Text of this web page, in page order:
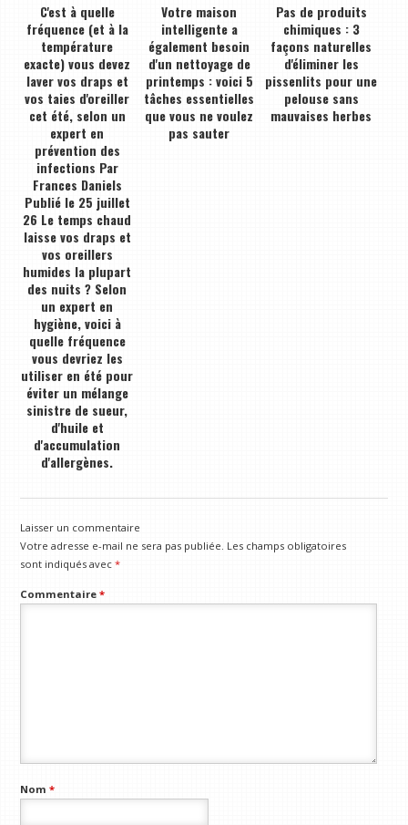
C'est à quelle
fréquence (et à la
température
exacte) vous devez
laver vos draps et
vos taies d'oreiller
cet été, selon un
expert en
prévention des
infections Par
Frances Daniels
Publié le 25 juillet
26 Le temps chaud
laisse vos draps et
vos oreillers
humides la plupart
des nuits ? Selon
un expert en
hygiène, voici à
quelle fréquence
vous devriez les
utiliser en été pour
éviter un mélange
sinistre de sueur,
d'huile et
d'accumulation
d'allergènes.
Votre maison
intelligente a
également besoin
d'un nettoyage de
printemps : voici 5
tâches essentielles
que vous ne voulez
pas sauter
Pas de produits
chimiques : 3
façons naturelles
d'éliminer les
pissenlits pour une
pelouse sans
mauvaises herbes
Laisser un commentaire
Votre adresse e-mail ne sera pas publiée. Les champs obligatoires
sont indiqués avec*
Commentaire*
Nom*